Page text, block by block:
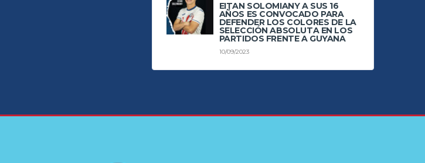
EITAN SOLOMIANY A SUS 16
AÑOS ES CONVOCADO PARA
DEFENDER LOS COLORES DE LA
SELECCIÓN ABSOLUTA EN LOS
PARTIDOS FRENTE A GUYANA
10/09/2023